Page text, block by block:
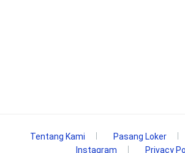
Tentang Kami Pasang Loker
Instagram
Privacy